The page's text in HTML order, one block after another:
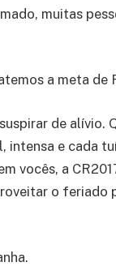
muitas
a meta
de alívio.
intensa e cada
vocês, a
o feriado